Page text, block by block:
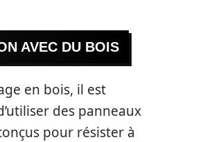
AVEC DU BOIS
en bois, il est
des panneaux
pour résister à